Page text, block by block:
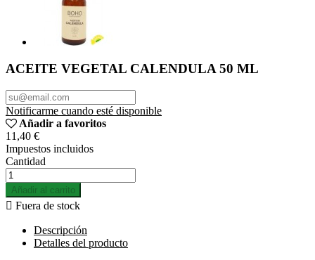
ACEITE VEGETAL CALENDULA 50 ML
Notificarme cuando esté disponible
Añadir a favoritos
11,40 €
Impuestos incluidos
Cantidad
Añadir al carrito
 Fuera de stock
Descripción
Detalles del producto